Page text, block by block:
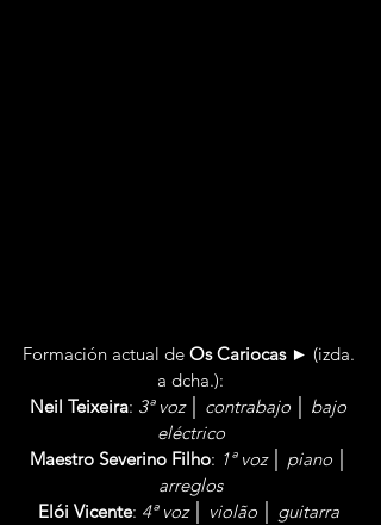
Formación actual de Os Cariocas ► (izda.
a dcha.):
Neil Teixeira: 3ª voz │ contrabajo │ bajo
eléctrico
Maestro Severino Filho: 1ª voz │ piano │
arreglos
Elói Vicente: 4ª voz │ violão │ guitarra